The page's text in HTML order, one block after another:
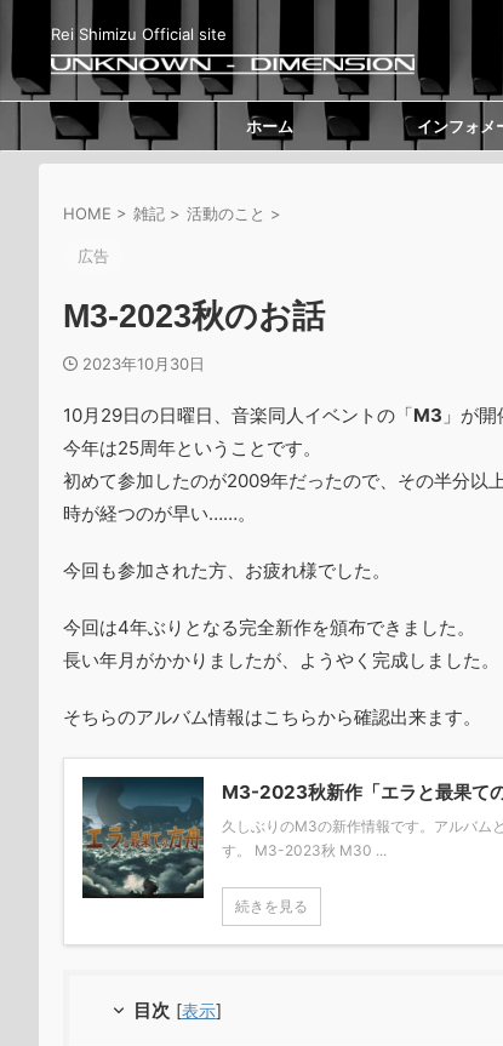
Rei Shimizu Official site
ホーム インフォメ
HOME > 雑記 > 活動のこと >
広告
M3-2023秋のお話
2023年10月30日
10月29日の日曜日、音楽同人イベントの「M3 」が開
今年は25周年ということです。
初めて参加したのが2009年だったので、その半分以
時が経つのが早い……。
今回も参加された方、お疲れ様でした。
今回は4年ぶりとなる完全新作を頒布できました。
長い年月がかかりましたが、ようやく完成しました。
そちらのアルバム情報はこちらから確認出来ます。
M3-2023秋新作「エラと最果て
久しぶりのM3の新作情報です。アルバム
す。 M3-2023秋 M30 ...
続きを見る
目次 [表示]